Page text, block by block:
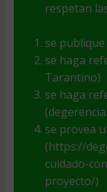
respetan
se
se haga
Tarantino)
se haga
se provea
(https://
cuidado-
proyecto/)